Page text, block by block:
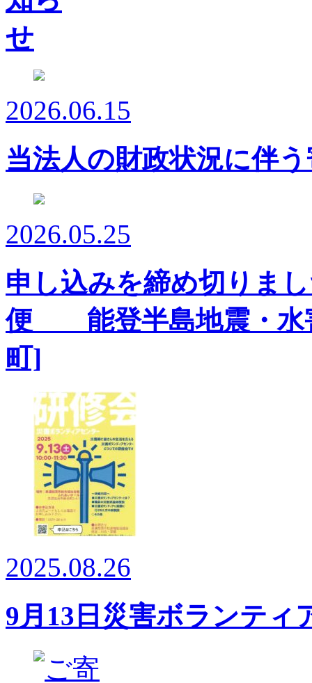
2026.06.15
当法人の財政状況に伴
2026.05.25
申し込みを締め切りま
便 能登半島地震・水
町]
2025.08.26
9月13日災害ボランティ